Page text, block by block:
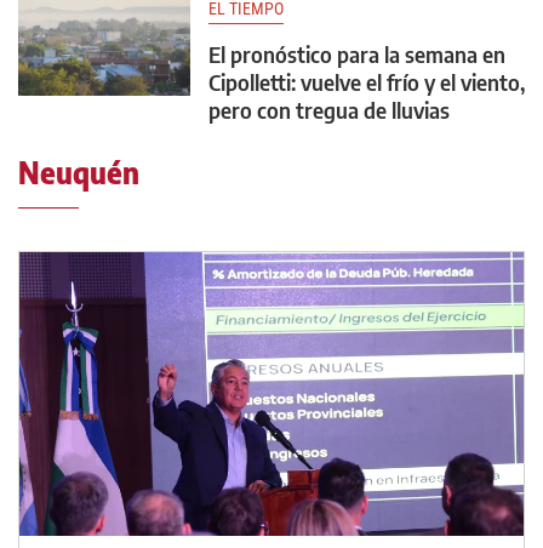
EL TIEMPO
El pronóstico para la semana en
Cipolletti: vuelve el frío y el viento,
pero con tregua de lluvias
Neuquén